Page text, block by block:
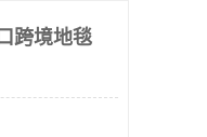
跨境地毯